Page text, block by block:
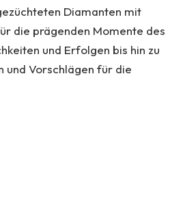
Diamanten mit
die prägenden Momente des
und Erfolgen bis hin zu
und Vorschlägen für die